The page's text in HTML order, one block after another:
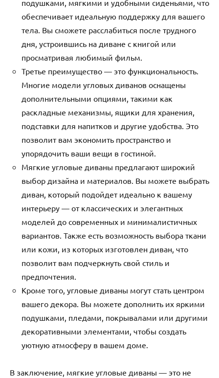
подушками, мягкими и удобными сиденьями, что
обеспечивает идеальную поддержку для вашего
тела. Вы сможете расслабиться после трудного
дня, устроившись на диване с книгой или
просматривая любимый фильм.
Третье преимущество — это функциональность.
Многие модели угловых диванов оснащены
дополнительными опциями, такими как
раскладные механизмы, ящики для хранения,
подставки для напитков и другие удобства. Это
позволит вам экономить пространство и
упорядочить ваши вещи в гостиной.
Мягкие угловые диваны предлагают широкий
выбор дизайна и материалов. Вы можете выбрать
диван, который подойдет идеально к вашему
интерьеру — от классических и элегантных
моделей до современных и минималистичных
вариантов. Также есть возможность выбора ткани
или кожи, из которых изготовлен диван, что
позволит вам подчеркнуть свой стиль и
предпочтения.
Кроме того, угловые диваны могут стать центром
вашего декора. Вы можете дополнить их яркими
подушками, пледами, покрывалами или другими
декоративными элементами, чтобы создать
уютную атмосферу в вашем доме.
В заключение, мягкие угловые диваны — это не